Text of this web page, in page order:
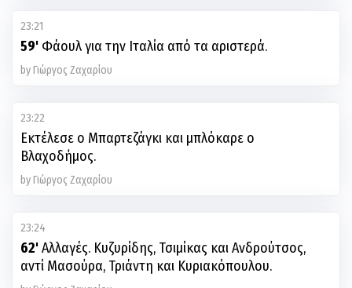
23:21
59' Φάουλ για την Ιταλία από τα αριστερά.
by Γιώργος Ζαχαρίου
23:22
Εκτέλεσε ο Μπαρτεζάγκι και μπλόκαρε ο
Βλαχοδήμος.
by Γιώργος Ζαχαρίου
23:24
62'Αλλαγές. Κυζυρίδης, Τσιμίκας και Ανδρούτσος,
αντί Μασούρα, Τριάντη και Κυριακόπουλου.